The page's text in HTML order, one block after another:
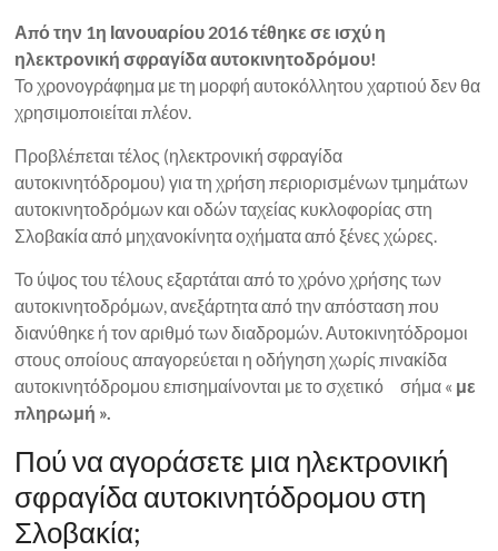
Από την 1η Ιανουαρίου 2016 τέθηκε σε ισχύ η
ηλεκτρονική σφραγίδα αυτοκινητοδρόμου!
Το χρονογράφημα με τη μορφή αυτοκόλλητου χαρτιού δεν θα
χρησιμοποιείται πλέον.
Προβλέπεται τέλος (ηλεκτρονική σφραγίδα
αυτοκινητόδρομου) για τη χρήση περιορισμένων τμημάτων
αυτοκινητοδρόμων και οδών ταχείας κυκλοφορίας στη
Σλοβακία από μηχανοκίνητα οχήματα από ξένες χώρες.
Το ύψος του τέλους εξαρτάται από το χρόνο χρήσης των
αυτοκινητοδρόμων, ανεξάρτητα από την απόσταση που
διανύθηκε ή τον αριθμό των διαδρομών. Αυτοκινητόδρομοι
στους οποίους απαγορεύεται η οδήγηση χωρίς πινακίδα
αυτοκινητόδρομου επισημαίνονται με το σχετικό σήμα « με
πληρωμή ».
Πού να αγοράσετε μια ηλεκτρονική
σφραγίδα αυτοκινητόδρομου στη
Σλοβακία;